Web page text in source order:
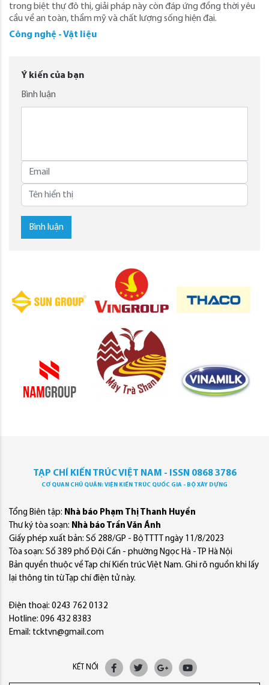
trong biệt thự đô thị, giải pháp này còn đáp ứng đồng thời yêu
cầu về an toàn, thẩm mỹ và chất lượng sống hiện đại.
Công nghệ - Vật liệu
Ý kiến của bạn
Bình luận
Bình luận
TẠP CHÍ KIẾN TRÚC VIỆT NAM - ISSN 0868 3786
CƠ QUAN CHỦ QUẢN: VIỆN KIẾN TRÚC QUỐC GIA - BỘ XÂY DỰNG
Tổng Biên tập: Nhà báo Phạm Thị Thanh Huyền
Thư ký tòa soạn: Nhà báo Trần Văn Ánh
Giấy phép xuất bản: Số 288/GP - Bộ TTTT ngày 11/8/2023
Tòa soạn: Số 389 phố Đội Cấn - phường Ngọc Hà - TP Hà Nội
Bản quyền thuộc về Tạp chí Kiến trúc Việt Nam. Ghi rõ nguồn khi lấy
lại thông tin từ Tạp chí điện tử này.
Điện thoại: 0243 762 0132
Hotline: 096 432 8383
Email: tcktvn@gmail.com
KẾT NỐI